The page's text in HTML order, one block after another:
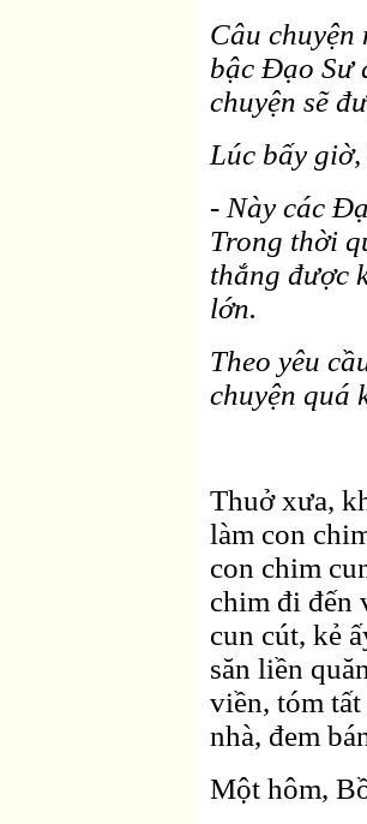
Câu
bậc Ðạo Sư
chuyện sẽ
Lúc bấy
- Này các
Trong thời
thắng được
lớn.
Theo yêu
chuyện quá
Thuở xưa,
làm con
con chim
chim đi đến
cun cút, kẻ
săn liền
viền, tóm
nhà, đem
Một hôm,